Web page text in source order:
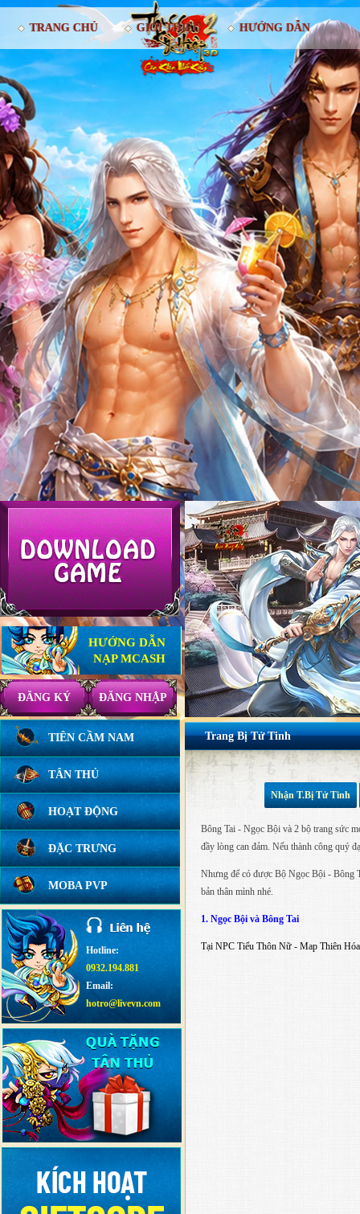
TRANG CHỦ GIỚI THIỆU HƯỚNG DẪN
HƯỚNG DẪN
NẠP MCASH
ĐĂNG KÝ ĐĂNG NHẬP
TIÊN CẦM NAM
TÂN THỦ
HOẠT ĐỘNG
ĐẶC TRƯNG
MOBA PVP
Hotline:
0932.194.881
Email:
hotro@livevn.com
Trang Bị Tử Tinh
Nhận T.Bị Tử Tinh
Bông Tai - Ngọc Bội và 2 bộ trang sức
đầy lòng can đảm. Nếu thành công quý
Nhưng để có được Bộ Ngọc Bội - Bông
bản thân mình nhé.
1. Ngọc Bội và Bông Tai
Tại NPC Tiểu Thôn Nữ - Map Thiên